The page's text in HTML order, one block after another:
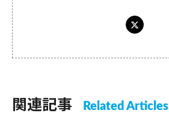
関連記事 Related Articles